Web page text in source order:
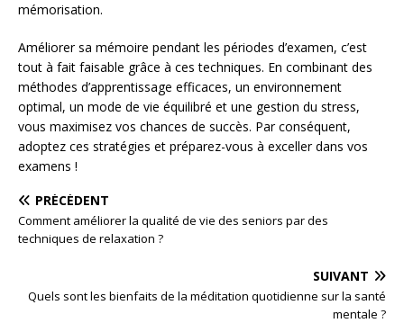
mémorisation.
Améliorer sa mémoire pendant les périodes d’examen, c’est
tout à fait faisable grâce à ces techniques. En combinant des
méthodes d’apprentissage efficaces, un environnement
optimal, un mode de vie équilibré et une gestion du stress,
vous maximisez vos chances de succès. Par conséquent,
adoptez ces stratégies et préparez-vous à exceller dans vos
examens !
PRÉCÉDENT
Comment améliorer la qualité de vie des seniors par des
techniques de relaxation ?
SUIVANT
Quels sont les bienfaits de la méditation quotidienne sur la santé
mentale ?